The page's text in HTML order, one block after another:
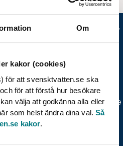
Om
kakor (cookies)
för att svensktvatten.se ska
för att förstå hur besökare
välja att godkänna alla eller
som helst ändra dina val.Så
kakor.
vattentjänster
allmänna vattentjänster,
VA-verksamheten.
som bestämmer
huvudman och abonnent
att stå på kring gällande